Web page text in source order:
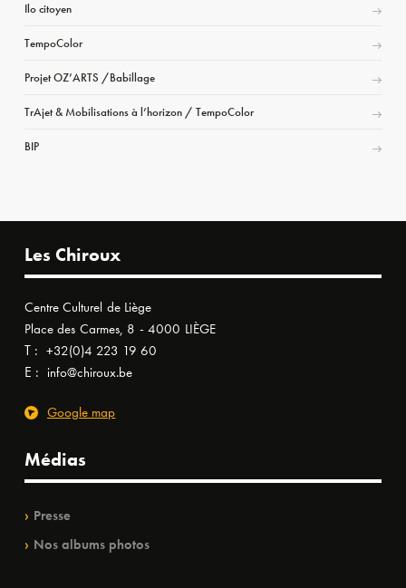
Ilo citoyen
TempoColor
Projet OZ’ARTS /Babillage
TrAjet & Mobilisations à l’horizon / TempoColor
BIP
Les Chiroux
Centre Culturel de Liège
Place des Carmes, 8 - 4000 LIÈGE
T : +32(0)4 223 19 60
E : info@chiroux.be
Google map
Médias
Presse
Nos albums photos